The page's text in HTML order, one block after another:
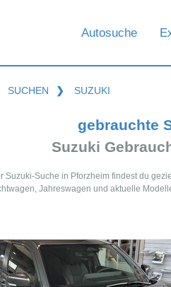
Autosuche
SUCHEN ❯ SUZUKI
gebrauchte
Suzuki
Suzuki-Suche in Pforzheim findest du
Jahreswagen und aktuelle